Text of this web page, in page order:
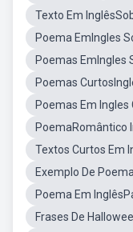
Texto Em
Poema EmIngles
Poemas EmIngles
Poemas
Poemas Em
PoemaRomântico
Textos Curtos Em
Exemplo De
Poema Em
Frases De